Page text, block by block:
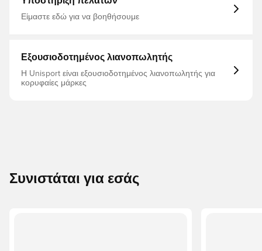
Είμαστε εδώ για να βοηθήσουμε
Εξουσιοδοτημένος λιανοπωλητής
Η Unisport είναι εξουσιοδοτημένος λιανοπωλητής για
κορυφαίες μάρκες
Συνιστάται για εσάς